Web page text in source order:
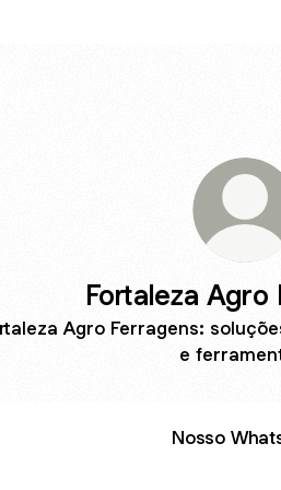
Fortaleza Agro
Agro Ferragens:
e
Nosso